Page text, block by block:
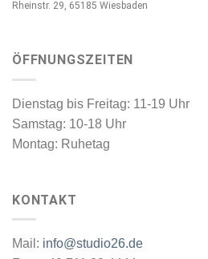
Rheinstr. 29, 65185 Wiesbaden
ÖFFNUNGSZEITEN
Dienstag bis Freitag: 11-19 Uhr
Samstag: 10-18 Uhr
Montag: Ruhetag
KONTAKT
Mail: info@studio26.de